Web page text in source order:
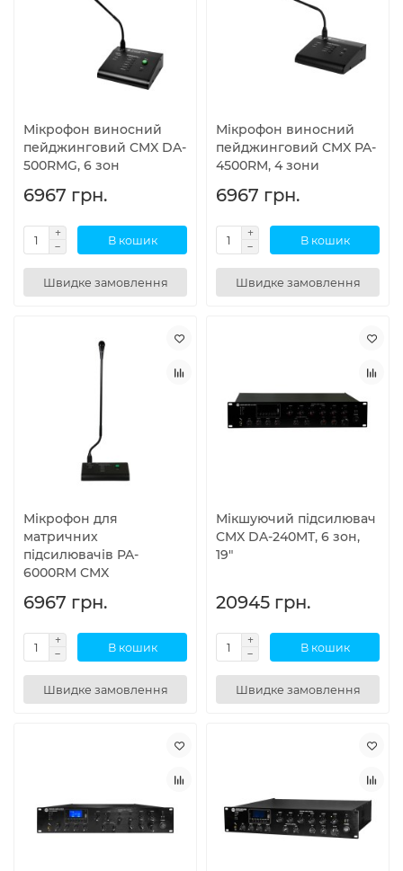
Мікрофон виносний
пейджинговий CMX DA-
500RMG, 6 зон
6967 грн.
В кошик
Швидке замовлення
Мікрофон виносний
пейджинговий CMX PA-
4500RM, 4 зони
6967 грн.
В кошик
Швидке замовлення
Мікрофон для
матричних
підсилювачів PA-
6000RM CMX
6967 грн.
В кошик
Швидке замовлення
Мікшуючий підсилювач
CMX DA-240MT, 6 зон,
19"
20945 грн.
В кошик
Швидке замовлення